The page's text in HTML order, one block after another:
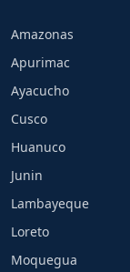
Amazonas
Apurimac
Ayacucho
Cusco
Huanuco
Junin
Lambayeque
Loreto
Moquegua